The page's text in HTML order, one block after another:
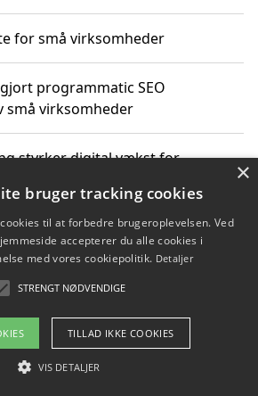
for små virksomheder
programmatic SEO
små virksomheder
styrker digital vækst for
inden for genbrug af elektronik
2026 - Pilanto Aps
×
bruger tracking cookies
til at forbedre brugeroplevelsen. Ved
accepterer du alle cookies i
med vores cookiepolitik. Detaljer
STRENGT NØDVENDIGE
TILLAD IKKE COOKIES
VIS DETALJER